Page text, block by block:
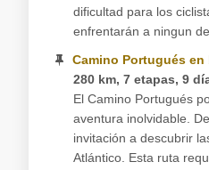
dificultad para los
enfrentarán a ningun
Camino Portugués
280 km, 7 etapas, 9
El Camino Portugués
aventura inolvidable.
invitación a descubrir
Atlántico. Esta ruta